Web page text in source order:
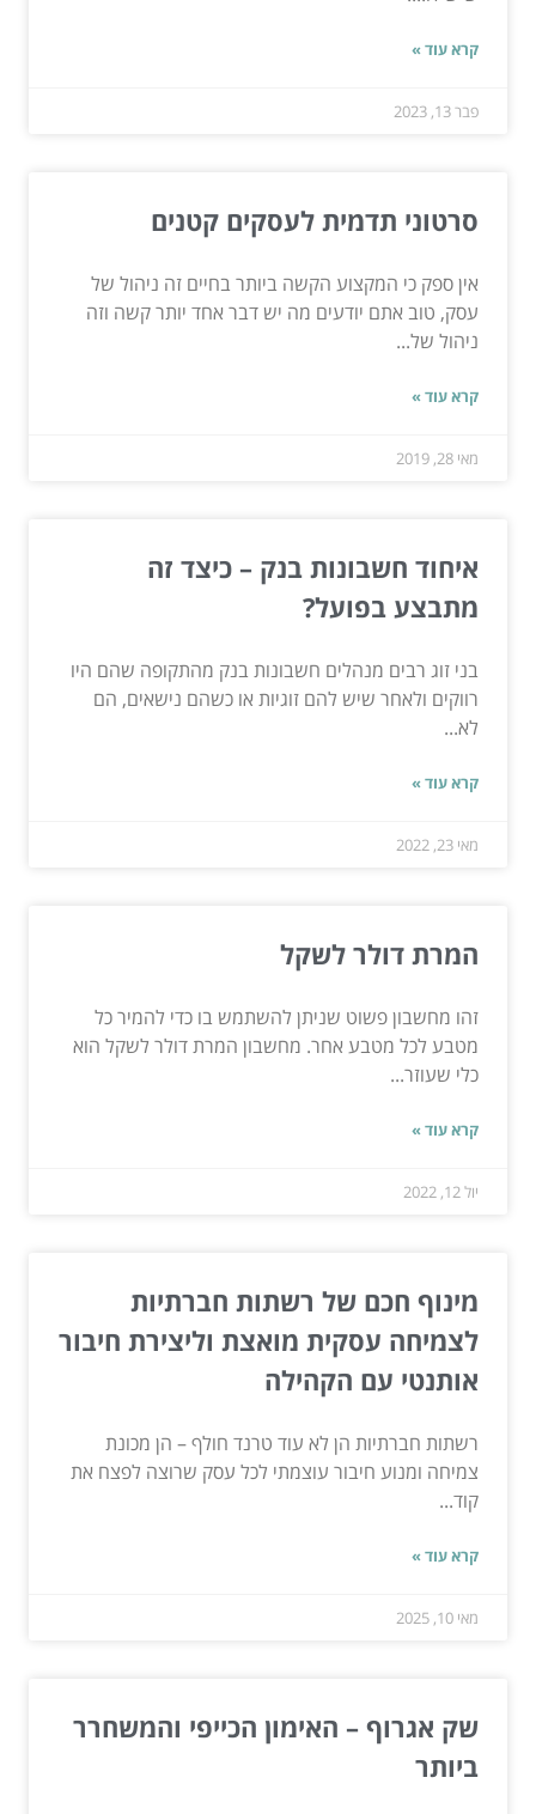
קרא עוד »
פבר 13, 2023
סרטוני תדמית לעסקים קטנים
אין ספק כי המקצוע הקשה ביותר בחיים זה ניהול של
עסק, טוב אתם יודעים מה יש דבר אחד יותר קשה וזה
ניהול של...
קרא עוד »
מאי 28, 2019
איחוד חשבונות בנק – כיצד זה
מתבצע בפועל?
בני זוג רבים מנהלים חשבונות בנק מהתקופה שהם היו
רווקים ולאחר שיש להם זוגיות או כשהם נישאים, הם
לא...
קרא עוד »
מאי 23, 2022
המרת דולר לשקל
זהו מחשבון פשוט שניתן להשתמש בו כדי להמיר כל
מטבע לכל מטבע אחר. מחשבון המרת דולר לשקל הוא
כלי שעוזר...
קרא עוד »
יול 12, 2022
מינוף חכם של רשתות חברתיות
לצמיחה עסקית מואצת וליצירת חיבור
אותנטי עם הקהילה
רשתות חברתיות הן לא עוד טרנד חולף – הן מכונת
צמיחה ומנוע חיבור עוצמתי לכל עסק שרוצה לפצח את
קוד...
קרא עוד »
מאי 10, 2025
שק אגרוף – האימון הכייפי והמשחרר
ביותר